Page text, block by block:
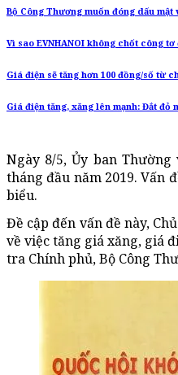
Bộ Công Thương muốn đóng dấu
Vì sao EVNHANOI không chốt công
Giá điện sẽ tăng hơn 100 đồng/số từ
Giá điện tăng, xăng lên mạnh: Đắt đỏ
Ngày 8/5, Ủy ban
tháng đầu năm 2019. Vấn
biểu.
Đề cập đến vấn đề này,
về việc tăng giá xăng, giá
tra Chính phủ, Bộ Công